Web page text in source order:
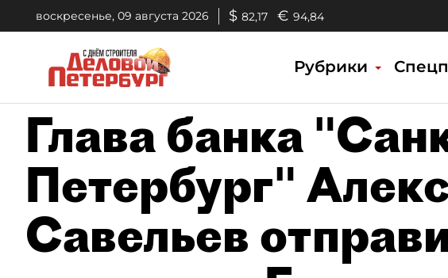
воскресенье, 09 августа 2026 $ 82,17 € 94,84
Рубрики
Глава банка
Петербург"
Савельев